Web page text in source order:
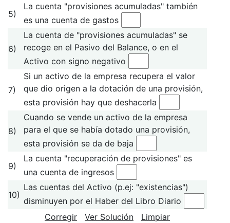
5)
La cuenta "provisiones acumuladas" también
es una cuenta de gastos
6)
La cuenta de "provisiones acumuladas" se
recoge en el Pasivo del Balance, o en el
Activo con signo negativo
7)
Si un activo de la empresa recupera el valor
que dio origen a la dotación de una provisión,
esta provisión hay que deshacerla
8)
Cuando se vende un activo de la empresa
para el que se había dotado una provisión,
esta provisión se da de baja
9)
La cuenta "recuperación de provisiones" es
una cuenta de ingresos
10)
Las cuentas del Activo (p.ej: "existencias")
disminuyen por el Haber del Libro Diario
Corregir
Ver Solución Limpiar